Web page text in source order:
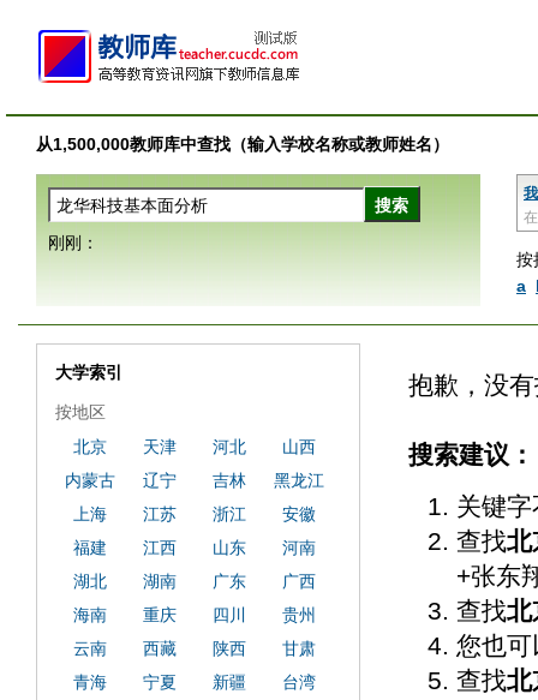
从1,500,000教师库中查找（输入学校名称或教师姓名）
按
a
刚刚：
抱歉，没
搜索建议：
关键
查找北
+张东
查找北
您也
查找北
大学索引
按地区
北京
天津 河北
山西
内蒙古
辽宁 吉林
黑龙江
上海
江苏 浙江
安徽
福建
江西 山东
河南
湖北
湖南 广东
广西
海南
重庆 四川
贵州
云南
西藏 陕西
甘肃
青海
宁夏 新疆
台湾